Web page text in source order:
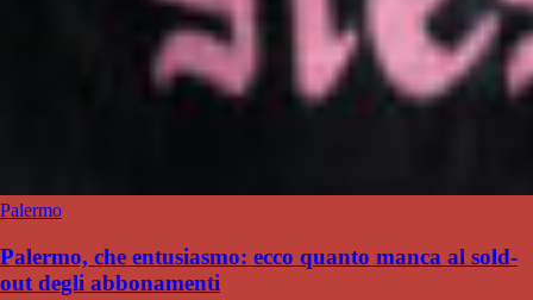
Palermo
Palermo, che entusiasmo: ecco quanto manca al sold-
out degli abbonamenti